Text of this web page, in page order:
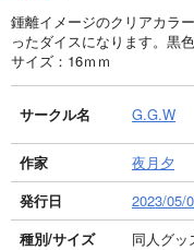
鍾離イメージのクリアカラ
ったダイスになります。黒
サイズ：16ｍｍ
サークル名 G.G.W
作家
夜月夕
発行日
2023/05/
種別/サイズ
同人グ